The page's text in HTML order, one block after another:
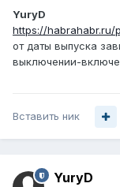
YuryD
https://habrahabr.ru/
от даты выпуска
выключении-
Вставить ник
YuryD